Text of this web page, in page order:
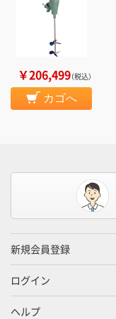
￥206,499（税込）
カゴへ
新規会員登録
ログイン
ヘルプ